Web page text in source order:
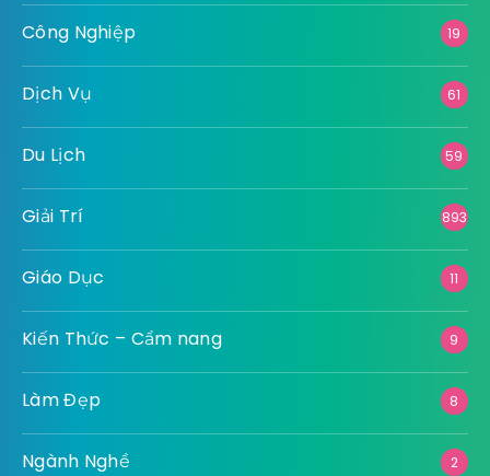
Công Nghiệp 19
Dịch Vụ 61
Du Lịch 59
Giải Trí 893
Giáo Dục 11
Kiến Thức – Cẩm nang 9
Làm Đẹp 8
Ngành Nghề 2